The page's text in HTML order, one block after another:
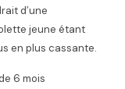
d’une
jeune étant
en plus cassante.
6 mois